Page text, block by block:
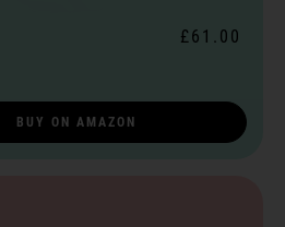
£61.00
BUY ON AMAZON